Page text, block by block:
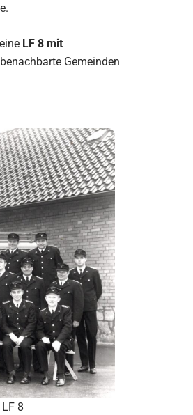
LF 8 mit
Gemeinden
8